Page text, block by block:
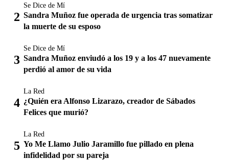
Se Dice de Mí
Sandra Muñoz fue operada de urgencia tras somatizar
la muerte de su esposo
Se Dice de Mí
Sandra Muñoz enviudó a los 19 y a los 47 nuevamente
perdió al amor de su vida
La Red
¿Quién era Alfonso Lizarazo, creador de Sábados
Felices que murió?
La Red
Yo Me Llamo Julio Jaramillo fue pillado en plena
infidelidad por su pareja